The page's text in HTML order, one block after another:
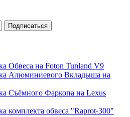
Обвеса на Foton Tunland V9
Алюминиевого Вкладыша на
Съёмного Фаркопа на Lexus
комплекта обвеса "Raprot-300"